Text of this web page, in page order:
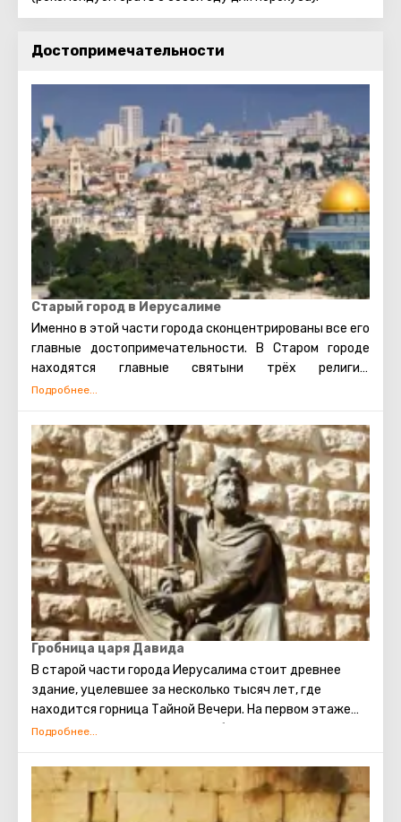
Достопримечательности
Старый город в Иерусалиме
Именно в этой части города сконцентрированы все его
главные достопримечательности. В Старом городе
находятся главные святыни трёх религий:
мусульманской, иудейской и христианской. Также есть
арабы, христиане и армяне. Несмотря на то, что армяне
также исповедуют христианство, для них проводятся
отдельные службы в храмах, и живут они обособленно.
В армянском квартале практически не бывает
туристических экскурсий. Каждый может увидеть
потрясающие памятники старинной архитектуры,
просто прогулявшись по Старому городу. Башня
Давида, Храм Гроба Господня, сохранившаяся римская
торговая улица, Стена Плача и многие другие
достопримечательности Иерусалима открыты для
посещения туристами.
Гробница царя Давида
В старой части города Иерусалима стоит древнее
здание, уцелевшее за несколько тысяч лет, где
находится горница Тайной Вечери. На первом этаже
этого здания расположена гробница Царя Давида. Это
объединил Израиль в мощное, сильное государство,
сделав Иерусалим его главной столицей, установил
Ковчег Завета на горе Сион. Перед смертью Давид